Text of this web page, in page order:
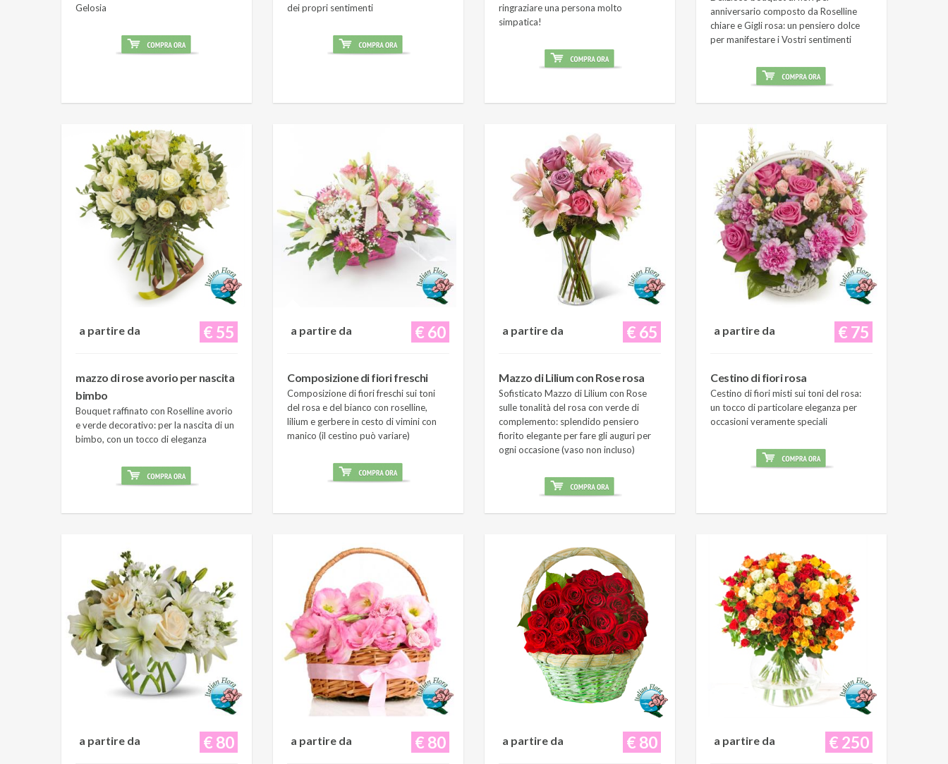
Gelosia
dei propri sentimenti
ringraziare una persona molto
simpatica!
anniversario composto da Roselline
chiare e Gigli rosa: un pensiero dolce
per manifestare i Vostri sentimenti
€ 55
a partire da
mazzo di rose avorio per nascita
bimbo
Bouquet raffinato con Roselline avorio
e verde decorativo: per la nascita di un
bimbo, con un tocco di eleganza
€ 60
a partire da
Composizione di fiori freschi
Composizione di fiori freschi sui toni
del rosa e del bianco con roselline,
lilium e gerbere in cesto di vimini con
manico (il cestino può variare)
€ 65
a partire da
Mazzo di Lilium con Rose rosa
Sofisticato Mazzo di Lilium con Rose
sulle tonalità del rosa con verde di
complemento: splendido pensiero
fiorito elegante per fare gli auguri per
ogni occasione (vaso non incluso)
€ 75
a partire da
Cestino di fiori rosa
Cestino di fiori misti sui toni del rosa:
un tocco di particolare eleganza per
occasioni veramente speciali
€ 80
a partire da € 80
a partire da € 80
a partire da € 250
a partire da